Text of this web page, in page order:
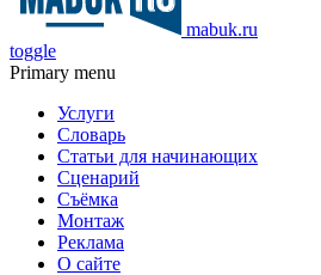
mabuk.ru
toggle
Primary menu
Услуги
Словарь
Статьи для начинающих
Сценарий
Съёмка
Монтаж
Реклама
О сайте